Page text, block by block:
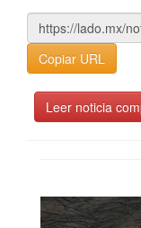
Copiar URL
Leer noticia